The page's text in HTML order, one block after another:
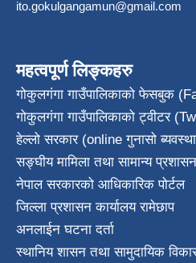
ito.gokulgangamun@gmail.com
महत्वपूर्ण लिङ्कहरु
गोकुलगंगा गाउँपालिकाको फेसबुक
गोकुलगंगा गाउँपालिकाको ट्वीटर
हेल्लो सरकार (online गुनासो
सङ्घीय मामिला तथा सामान्य
नेपाल सरकारको आधिकारिक पोर्टल
जिल्ला प्रशासन कार्यालय रामेछाप
अनलाईन घटना दर्ता
स्थानिय शासन तथा सामुदायिक